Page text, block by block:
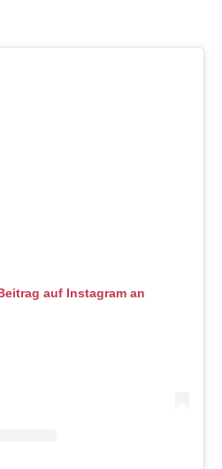
auf Instagram an